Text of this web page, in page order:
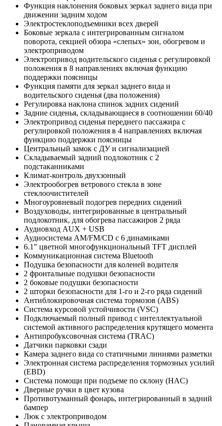
Функция наклонения боковых зеркал заднего вида при
движении задним ходом
Электростеклоподъемники всех дверей
Боковые зеркала с интегрированным сигналом
поворота, секцией обзора «слепых» зон, обогревом и
электроприводом
Электропривод водительского сиденья с регулировкой
положения в 8 направлениях включая функцию
поддержки поясницы
Функция памяти для зеркал заднего вида и
водительского сиденья (два положения)
Регулировка наклона спинок задних сидений
Задние сиденья, складывающиеся в соотношении 60/40
Электропривод сиденья переднего пассажира с
регулировкой положения в 4 направлениях включая
функцию поддержки поясницы
Центральный замок с ДУ и сигнализацией
Складываемый задний подлокотник с 2
подстаканниками
Климат-контроль двухзонный
Электрообогрев ветрового стекла в зоне
стеклоочистителей
Многоуровневый подогрев передних сидений
Воздуховоды, интегрированные в центральный
подлокотник, для обогрева пассажиров 2 ряда
Аудиовход AUX + USB
Аудиосистема AM/FM/CD с 6 динамиками
6.1" цветной многофункциональный TFT дисплей
Коммуникационная система Bluetooth
Подушка безопасности для коленей водителя
2 фронтальные подушки безопасности
2 боковые подушки безопасности
2 шторки безопасности для 1-го и 2-го ряда сидений
Антиблокировочная система тормозов (ABS)
Система курсовой устойчивости (VSC)
Подключаемый полный привод с интеллектуальной
системой активного распределения крутящего момента
Антипробуксовочная система (TRAC)
Датчики парковки сзади
Камера заднего вида со статичными линиями разметки
Электронная система распределения тормозных усилий
(EBD)
Система помощи при подъеме по склону (HAC)
Дверные ручки в цвет кузова
Противотуманный фонарь, интегрированный в задний
бампер
Люк с электроприводом